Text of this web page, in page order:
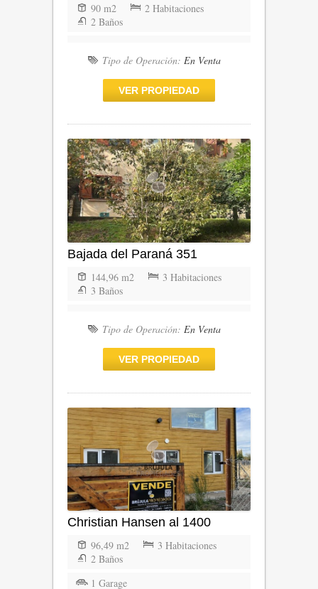
90 m2
2 Habitaciones
2 Baños
Tipo de Operación: En Venta
VER PROPIEDAD
Bajada del Paraná 351
144,96 m2
3 Habitaciones
3 Baños
Tipo de Operación: En Venta
VER PROPIEDAD
Christian Hansen al 1400
96,49 m2
3 Habitaciones
2 Baños
1 Garage